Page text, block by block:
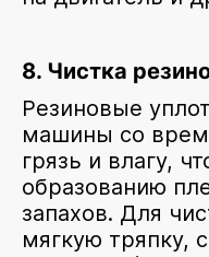
8. Чистка
Резиновые
машины со
грязь и влагу,
образованию
запахов. Для
мягкую тряпку,